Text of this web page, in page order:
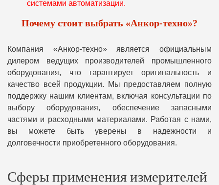
системами автоматизации.
Почему стоит выбрать «Анкор-техно»?
Компания «Анкор-техно» является официальным
дилером ведущих производителей промышленного
оборудования, что гарантирует оригинальность и
качество всей продукции. Мы предоставляем полную
поддержку нашим клиентам, включая консультации по
выбору оборудования, обеспечение запасными
частями и расходными материалами. Работая с нами,
вы можете быть уверены в надежности и
долговечности приобретенного оборудования.
Сферы применения измерителей